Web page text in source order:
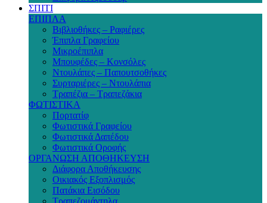
ΣΠΙΤΙ
ΕΠΙΠΛΑ
Βιβλιοθήκες – Ραφιέρες
Έπιπλα Γραφείου
Μικροέπιπλα
Μπουφέδες – Κονσόλες
Ντουλάπες – Παπουτσοθήκες
Συρταριέρες – Ντουλάπια
Τραπέζια – Τραπεζάκια
ΦΩΤΙΣΤΙΚΑ
Πορτατίφ
Φωτιστικά Γραφείου
Φωτιστικά Δαπέδου
Φωτιστικά Οροφής
ΟΡΓΑΝΩΣΗ ΑΠΟΘΗΚΕΥΣΗ
Διάφορα Αποθήκευσης
Οικιακός Εξοπλισμός
Πατάκια Εισόδου
Τραπεζομάντηλα